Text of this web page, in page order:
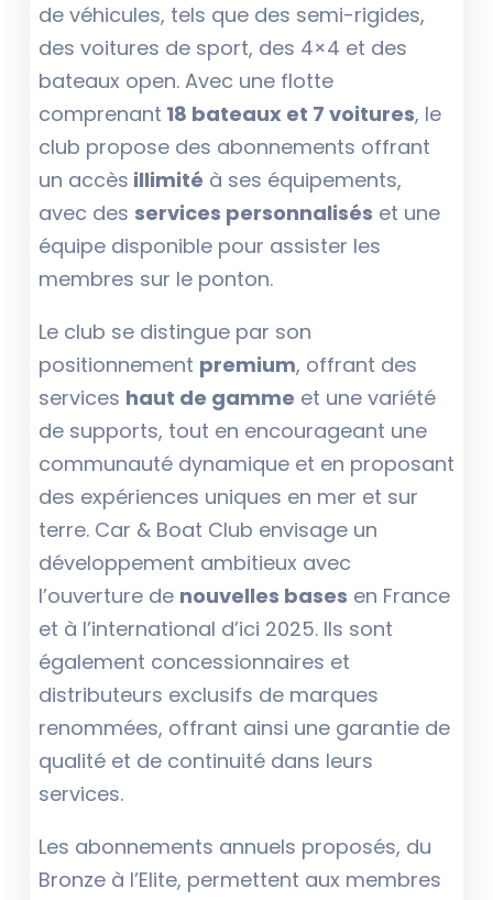
de véhicules, tels que des semi-rigides,
des voitures de sport, des 4×4 et des
bateaux open. Avec une flotte
comprenant 18 bateaux et 7 voitures, le
club propose des abonnements offrant
un accès illimité à ses équipements,
avec des services personnalisés et une
équipe disponible pour assister les
membres sur le ponton.
Le club se distingue par son
positionnement premium, offrant des
services haut de gamme et une variété
de supports, tout en encourageant une
communauté dynamique et en proposant
des expériences uniques en mer et sur
terre. Car & Boat Club envisage un
développement ambitieux avec
l’ouverture de nouvelles bases en France
et à l’international d’ici 2025. Ils sont
également concessionnaires et
distributeurs exclusifs de marques
renommées, offrant ainsi une garantie de
qualité et de continuité dans leurs
services.
Les abonnements annuels proposés, du
Bronze à l’Elite, permettent aux membres